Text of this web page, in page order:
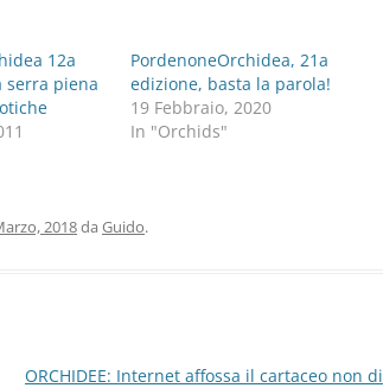
12a
piena
PordenoneOrchidea, 21a
edizione, basta la parola!
19 Febbraio, 2020
In "Orchids"
2018da Guido.
ORCHIDEE: Internet affossa il cartaceo non di